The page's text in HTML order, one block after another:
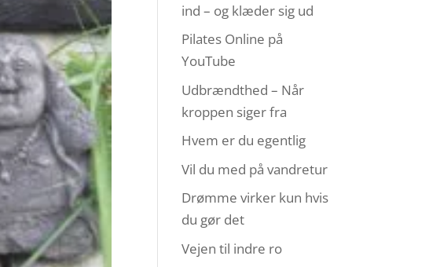
ind – og klæder sig ud
Pilates Online på
YouTube
Udbrændthed – Når
kroppen siger fra
Hvem er du egentlig
Vil du med på vandretur
Drømme virker kun hvis
du gør det
Vejen til indre ro